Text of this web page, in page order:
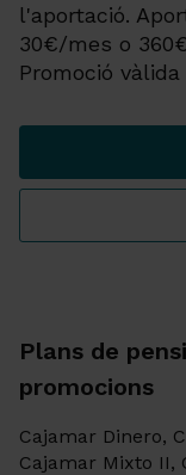
l'aportació.
30€/mes o
Promoció
Plans de
promocions
Cajamar Dinero,
Cajamar Mixto II,